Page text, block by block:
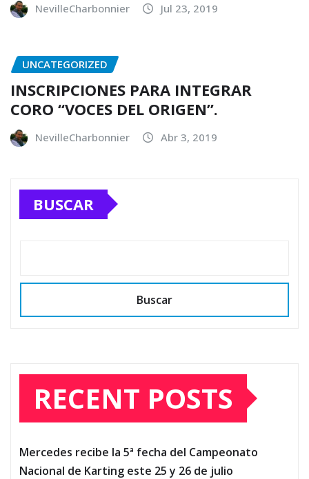
NevilleCharbonnier Jul 23, 2019
UNCATEGORIZED
INSCRIPCIONES PARA INTEGRAR
CORO “VOCES DEL ORIGEN”.
NevilleCharbonnier Abr 3, 2019
BUSCAR
Buscar
RECENT POSTS
Mercedes recibe la 5ª fecha del Campeonato
Nacional de Karting este 25 y 26 de julio